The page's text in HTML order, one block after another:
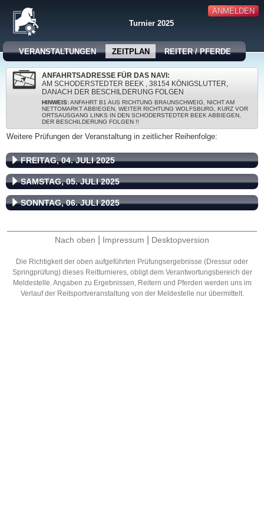
ANMELDEN
Turnier 2025
VERANSTALTUNGEN ZEITPLAN REITER / PFERDE
ANFAHRTSADRESSE FÜR DAS NAVI:
AM SCHODERSTEDTER BEEK , 38154 KÖNIGSLUTTER,
DANACH DER BESCHILDERUNG FOLGEN
HINWEIS:ANFAHRT B1 AUS RICHTUNG BRAUNSCHWEIG, NICHT AM
NETTOMARKT ABBIEGEN, WEITER RICHTUNG WOLFSBURG, KURZ VOR
ORTSAUSGANG LINKS IN DEN SCHODERSTEDTER BEEK ABBIEGEN,
DER BESCHILDERUNG FOLGEN !!
Weitere Prüfungen der Veranstaltung in zeitlicher Reihenfolge:
FREITAG, 04. JULI 2025
SAMSTAG, 05. JULI 2025
SONNTAG, 06. JULI 2025
Nach oben Impressum Desktopversion
Die Richtigkeit der oben aufgeführten Prüfungsergebnisse (Dressur oder
Springprüfung) dieses Reitturnieres, obligt dem Verantwortungsbereich der
Meldestelle. Angaben zu Ergebnissen, Reitern und Pferden werden uns im
Verlauf der Reitsportveranstaltung von der Meldestelle nur übermittelt.